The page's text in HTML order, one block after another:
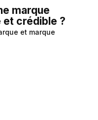
marque
et crédible ?
et marque